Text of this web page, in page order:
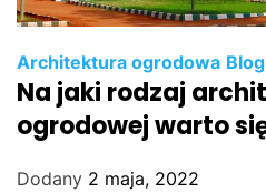
Architektura ogrodowa Blog
Na jaki rodzaj
ogrodowej warto
Dodany 2 maja, 2022